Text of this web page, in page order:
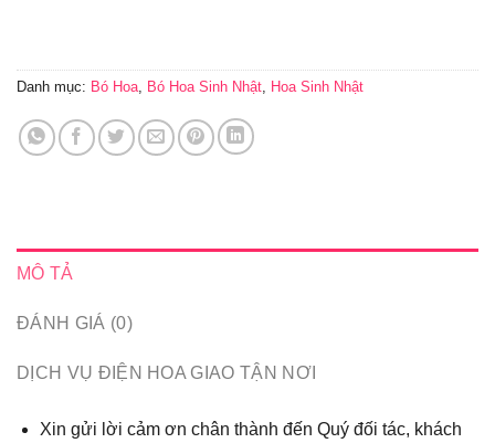
Danh mục: Bó Hoa, Bó Hoa Sinh Nhật, Hoa Sinh Nhật
MÔ TẢ
ĐÁNH GIÁ (0)
DỊCH VỤ ĐIỆN HOA GIAO TẬN NƠI
Xin gửi lời cảm ơn chân thành đến Quý đối tác, khách